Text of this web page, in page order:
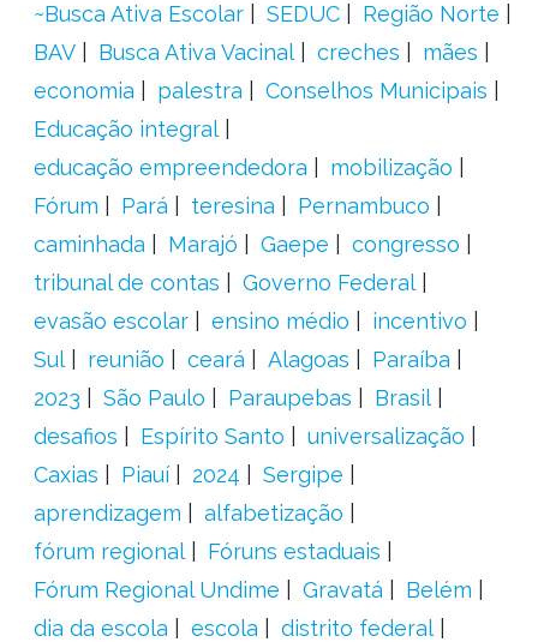
~Busca Ativa Escolar
SEDUC
Região Norte
BAV
Busca Ativa Vacinal creches
mães
economia
palestra
Conselhos Municipais
Educação integral
educação empreendedora
mobilização
Fórum
Pará teresina
Pernambuco
caminhada
Marajó Gaepe
congresso
tribunal de contas
Governo Federal
evasão escolar
ensino médio
incentivo
Sul
reunião ceará Alagoas
Paraíba
2023
São Paulo Paraupebas
Brasil
desafios
Espírito Santo
universalização
Caxias
Piauí 2024
Sergipe
aprendizagem
alfabetização
fórum regional
Fóruns estaduais
Fórum Regional Undime
Gravatá
Belém
dia da escola
escola
distrito federal